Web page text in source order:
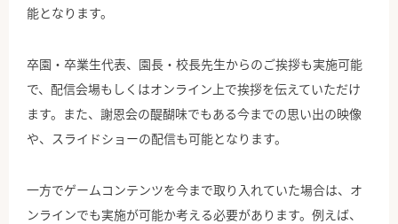
能となります。
卒園・卒業生代表、園長・校長先生からのご挨拶も実施可能
で、配信会場もしくはオンライン上で挨拶を伝えていただけ
ます。また、謝恩会の醍醐味でもある今までの思い出の映像
や、スライドショーの配信も可能となります。
一方でゲームコンテンツを今まで取り入れていた場合は、オ
ンラインでも実施が可能か考える必要があります。例えば、